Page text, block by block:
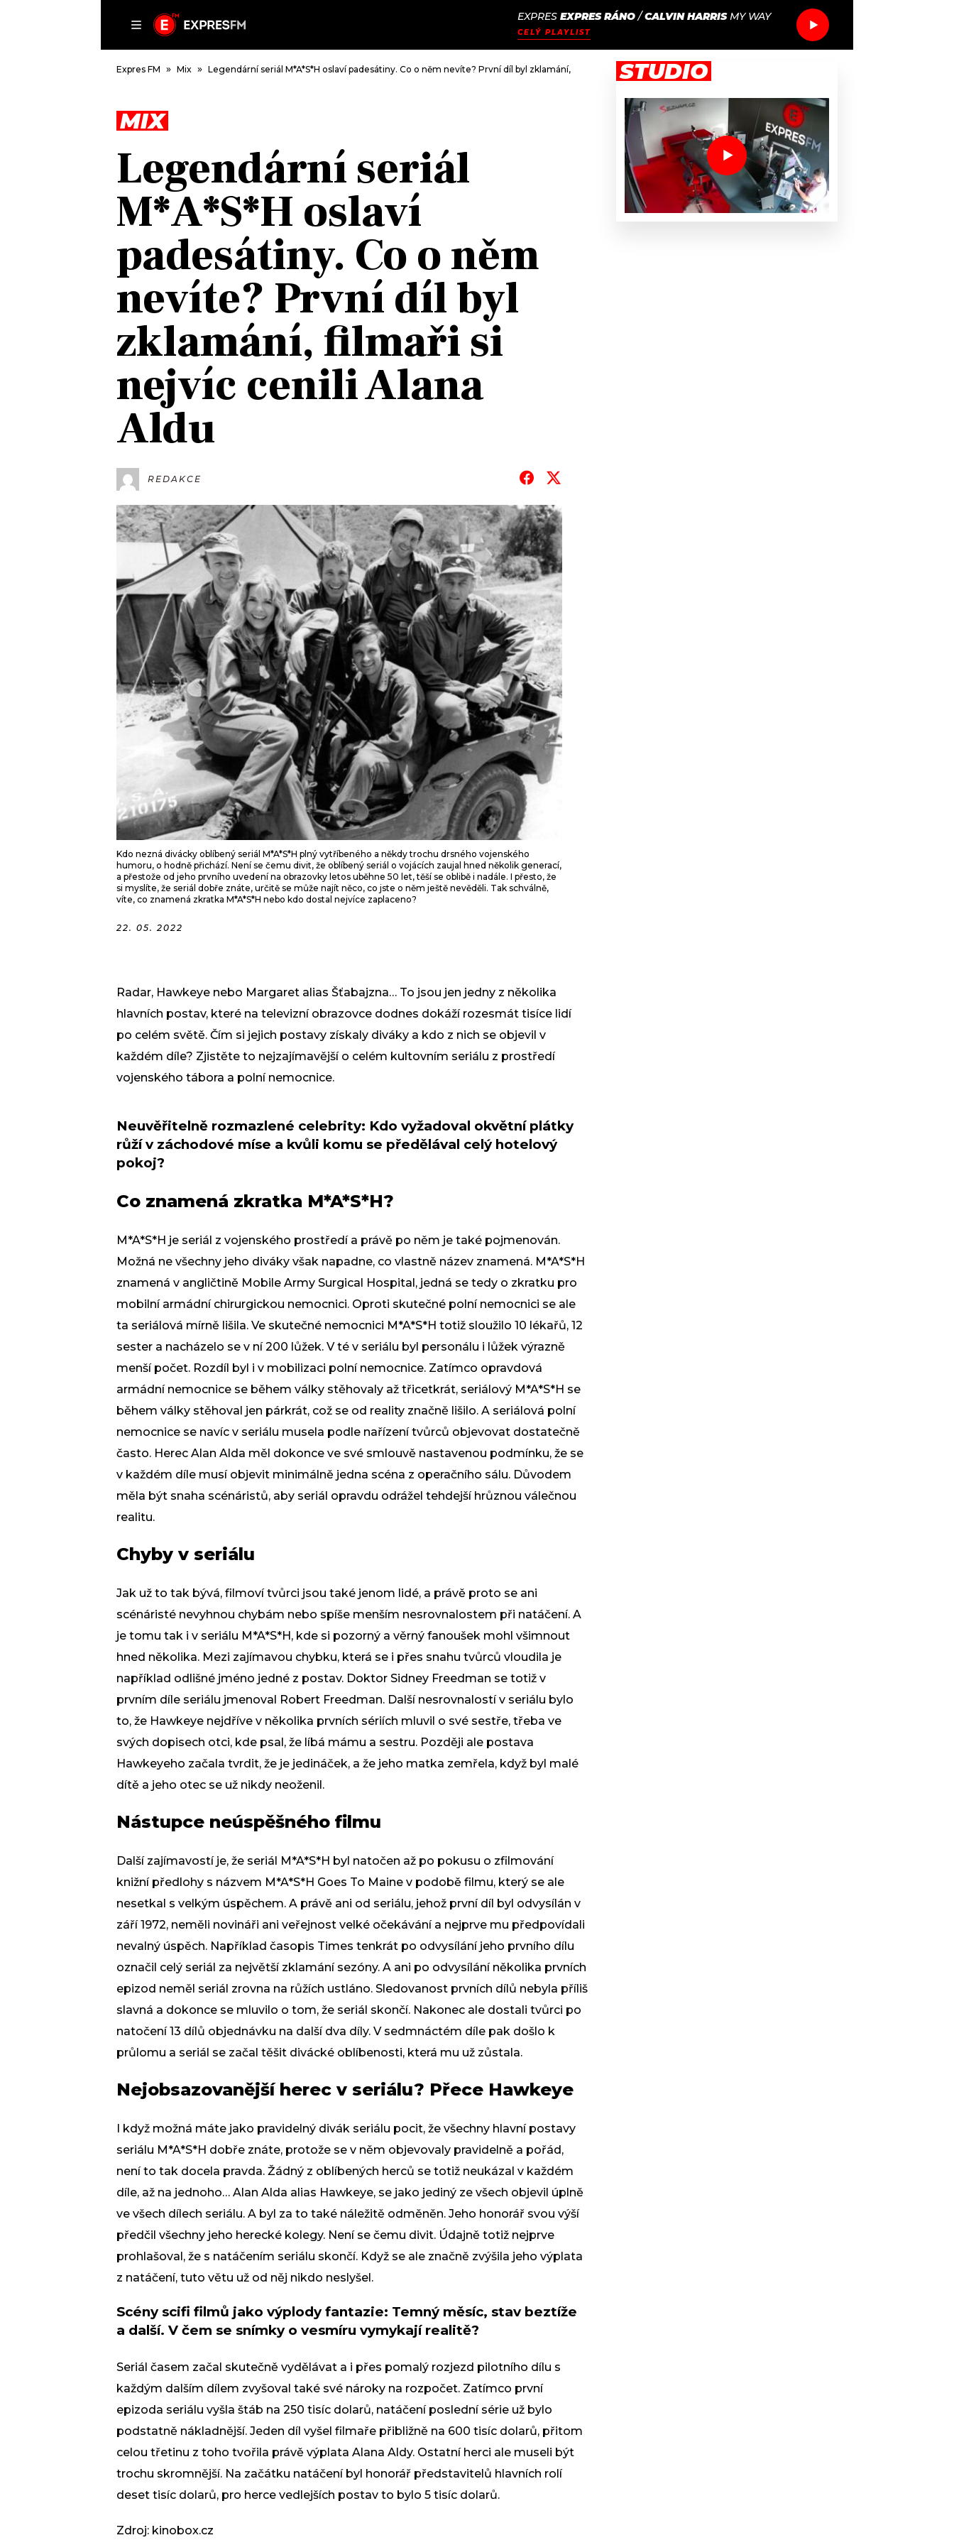
EXPRES EXPRES RÁNO/CALVIN HARRIS MY WAY
CELÝ PLAYLIST
DOMŮ
ČLÁNKY
AKTUÁLNĚ
HUDBA
ROZHOVORY
#NEBUDUDOMA
KALENDÁŘ
KVÍZY
TRENDY
MIX
OSTATNÍ
PODCASTY
JAK NALADIT
RÁDIO
APLIKACE
PROGRAM
Expres FM Mix Legendární seriál M*A*S*H oslaví padesátiny. Co o něm nevíte? První díl byl zklamání, filmaři si nejvíc cenili Alana Aldu
MIX
Legendární seriál
M*A*S*H oslaví
padesátiny. Co o něm
nevíte? První díl byl
zklamání, filmaři si
nejvíc cenili Alana
Aldu
REDAKCE
Kdo nezná divácky oblíbený seriál M*A*S*H plný vytříbeného a někdy trochu drsného vojenského
humoru, o hodně přichází. Není se čemu divit, že oblíbený seriál o vojácích zaujal hned několik generací,
a přestože od jeho prvního uvedení na obrazovky letos uběhne 50 let, těší se oblibě i nadále. I přesto, že
si myslíte, že seriál dobře znáte, určitě se může najít něco, co jste o něm ještě nevěděli. Tak schválně,
víte, co znamená zkratka M*A*S*H nebo kdo dostal nejvíce zaplaceno?
22. 05. 2022
Radar, Hawkeye nebo Margaret alias Šťabajzna… To jsou jen jedny z několika
hlavních postav, které na televizní obrazovce dodnes dokáží rozesmát tisíce lidí
po celém světě. Čím si jejich postavy získaly diváky a kdo z nich se objevil v
každém díle? Zjistěte to nejzajímavější o celém kultovním seriálu z prostředí
vojenského tábora a polní nemocnice.
Neuvěřitelně rozmazlené celebrity: Kdo vyžadoval okvětní plátky
růží v záchodové míse a kvůli komu se předělával celý hotelový
pokoj?
Co znamená zkratka M*A*S*H?
M*A*S*H je seriál z vojenského prostředí a právě po něm je také pojmenován.
Možná ne všechny jeho diváky však napadne, co vlastně název znamená. M*A*S*H
znamená v angličtině Mobile Army Surgical Hospital, jedná se tedy o zkratku pro
mobilní armádní chirurgickou nemocnici. Oproti skutečné polní nemocnici se ale
ta seriálová mírně lišila. Ve skutečné nemocnici M*A*S*H totiž sloužilo 10 lékařů, 12
sester a nacházelo se v ní 200 lůžek. V té v seriálu byl personálu i lůžek výrazně
menší počet. Rozdíl byl i v mobilizaci polní nemocnice. Zatímco opravdová
armádní nemocnice se během války stěhovaly až třicetkrát, seriálový M*A*S*H se
během války stěhoval jen párkrát, což se od reality značně lišilo. A seriálová polní
nemocnice se navíc v seriálu musela podle nařízení tvůrců objevovat dostatečně
často. Herec Alan Alda měl dokonce ve své smlouvě nastavenou podmínku, že se
v každém díle musí objevit minimálně jedna scéna z operačního sálu. Důvodem
měla být snaha scénáristů, aby seriál opravdu odrážel tehdejší hrůznou válečnou
realitu.
Chyby v seriálu
Jak už to tak bývá, filmoví tvůrci jsou také jenom lidé, a právě proto se ani
scénáristé nevyhnou chybám nebo spíše menším nesrovnalostem při natáčení. A
je tomu tak i v seriálu M*A*S*H, kde si pozorný a věrný fanoušek mohl všimnout
hned několika. Mezi zajímavou chybku, která se i přes snahu tvůrců vloudila je
například odlišné jméno jedné z postav. Doktor Sidney Freedman se totiž v
prvním díle seriálu jmenoval Robert Freedman. Další nesrovnalostí v seriálu bylo
to, že Hawkeye nejdříve v několika prvních sériích mluvil o své sestře, třeba ve
svých dopisech otci, kde psal, že líbá mámu a sestru. Později ale postava
Hawkeyeho začala tvrdit, že je jedináček, a že jeho matka zemřela, když byl malé
dítě a jeho otec se už nikdy neoženil.
Nástupce neúspěšného filmu
Další zajímavostí je, že seriál M*A*S*H byl natočen až po pokusu o zfilmování
knižní předlohy s názvem M*A*S*H Goes To Maine v podobě filmu, který se ale
nesetkal s velkým úspěchem. A právě ani od seriálu, jehož první díl byl odvysílán v
září 1972, neměli novináři ani veřejnost velké očekávání a nejprve mu předpovídali
nevalný úspěch. Například časopis Times tenkrát po odvysílání jeho prvního dílu
označil celý seriál za největší zklamání sezóny. A ani po odvysílání několika prvních
epizod neměl seriál zrovna na růžích ustláno. Sledovanost prvních dílů nebyla příliš
slavná a dokonce se mluvilo o tom, že seriál skončí. Nakonec ale dostali tvůrci po
natočení 13 dílů objednávku na další dva díly. V sedmnáctém díle pak došlo k
průlomu a seriál se začal těšit divácké oblíbenosti, která mu už zůstala.
Nejobsazovanější herec v seriálu? Přece Hawkeye
I když možná máte jako pravidelný divák seriálu pocit, že všechny hlavní postavy
seriálu M*A*S*H dobře znáte, protože se v něm objevovaly pravidelně a pořád,
není to tak docela pravda. Žádný z oblíbených herců se totiž neukázal v každém
díle, až na jednoho… Alan Alda alias Hawkeye, se jako jediný ze všech objevil úplně
ve všech dílech seriálu. A byl za to také náležitě odměněn. Jeho honorář svou výší
předčil všechny jeho herecké kolegy. Není se čemu divit. Údajně totiž nejprve
prohlašoval, že s natáčením seriálu skončí. Když se ale značně zvýšila jeho výplata
z natáčení, tuto větu už od něj nikdo neslyšel.
Scény scifi filmů jako výplody fantazie: Temný měsíc, stav beztíže
a další. V čem se snímky o vesmíru vymykají realitě?
Seriál časem začal skutečně vydělávat a i přes pomalý rozjezd pilotního dílu s
každým dalším dílem zvyšoval také své nároky na rozpočet. Zatímco první
epizoda seriálu vyšla štáb na 250 tisíc dolarů, natáčení poslední série už bylo
podstatně nákladnější. Jeden díl vyšel filmaře přibližně na 600 tisíc dolarů, přitom
celou třetinu z toho tvořila právě výplata Alana Aldy. Ostatní herci ale museli být
trochu skromnější. Na začátku natáčení byl honorář představitelů hlavních rolí
deset tisíc dolarů, pro herce vedlejších postav to bylo 5 tisíc dolarů.
Zdroj: kinobox.cz
STUDIO